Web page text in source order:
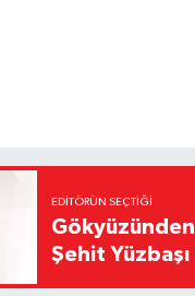
EDITÖRÜN SEÇTIĞI
Şehit